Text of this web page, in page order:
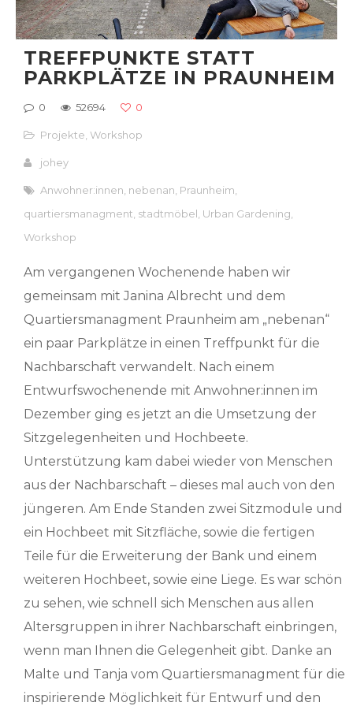
TREFFPUNKTE STATT
PARKPLÄTZE IN PRAUNHEIM
0 52694 0
Projekte ,Workshop
johey
Anwohner:innen nebenan Praunheim
quartiersmanagment stadtmöbel Urban Gardening
Workshop
Am vergangenen Wochenende haben wir
gemeinsam mit Janina Albrecht und dem
Quartiersmanagment Praunheim am „nebenan“
ein paar Parkplätze in einen Treffpunkt für die
Nachbarschaft verwandelt. Nach einem
Entwurfswochenende mit Anwohner:innen im
Dezember ging es jetzt an die Umsetzung der
Sitzgelegenheiten und Hochbeete.
Unterstützung kam dabei wieder von Menschen
aus der Nachbarschaft – dieses mal auch von den
jüngeren. Am Ende Standen zwei Sitzmodule und
ein Hochbeet mit Sitzfläche, sowie die fertigen
Teile für die Erweiterung der Bank und einem
weiteren Hochbeet, sowie eine Liege. Es war schön
zu sehen, wie schnell sich Menschen aus allen
Altersgruppen in ihrer Nachbarschaft einbringen,
wenn man Ihnen die Gelegenheit gibt. Danke an
Malte und Tanja vom Quartiersmanagment für die
inspirierende Möglichkeit für Entwurf und den